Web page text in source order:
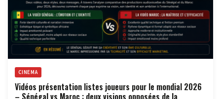
CINEMA
Vidéos présentation listes joueurs pour le mondial 2026
– Sénégal vs Maroc : deux visions opposées de la